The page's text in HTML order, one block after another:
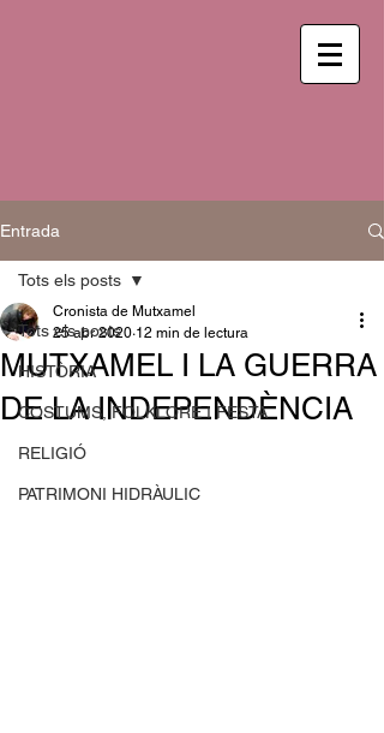
Entrada
Tots els posts
HISTÒRIA
COSTUMS, FOLKLORE I FESTA
RELIGIÓ
PATRIMONI HIDRÀULIC
Tots els posts
MUTXAMEL I LA GUERRA
DE LA INDEPENDÈNCIA
Cronista de Mutxamel
25 abr 2020 12 min de lectura